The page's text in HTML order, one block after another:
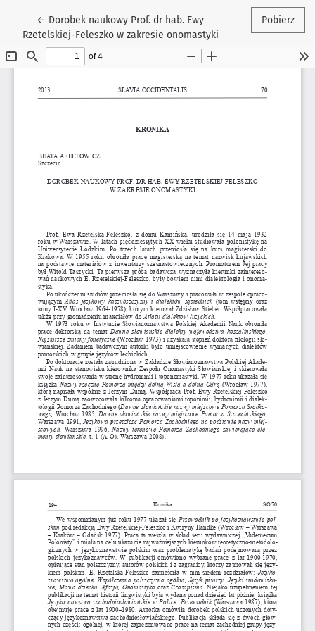
← Wróć do szczegółów artykułu
Dorobek naukowy Prof. dr hab. Ewy
Rzetelskiej-Feleszko w zakresie onomastyki
Pobierz